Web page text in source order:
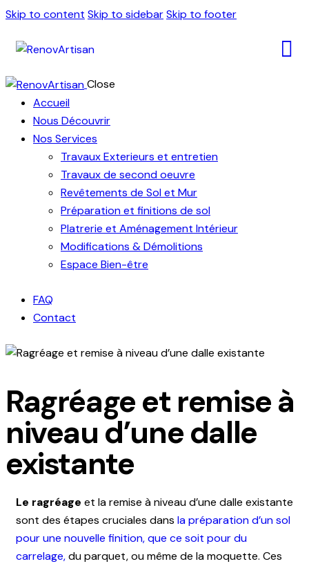
Skip to content Skip to sidebarSkip to footer
Close
Accueil
Nous Découvrir
Nos Services
Travaux Exterieurs et entretien
Travaux de second oeuvre
Revêtements de Sol et Mur
Préparation et finitions de sol
Platrerie et Aménagement Intérieur
Modifications & Démolitions
Espace Bien-être
FAQ
Contact
Ragréage et remise à
niveau d’une dalle
existante
Le ragréage et la remise à niveau d’une dalle existante
sont des étapes cruciales dans la préparation d’un sol
pour une nouvelle finition, que ce soit pour du
carrelage,du parquet, ou même de la moquette. Ces